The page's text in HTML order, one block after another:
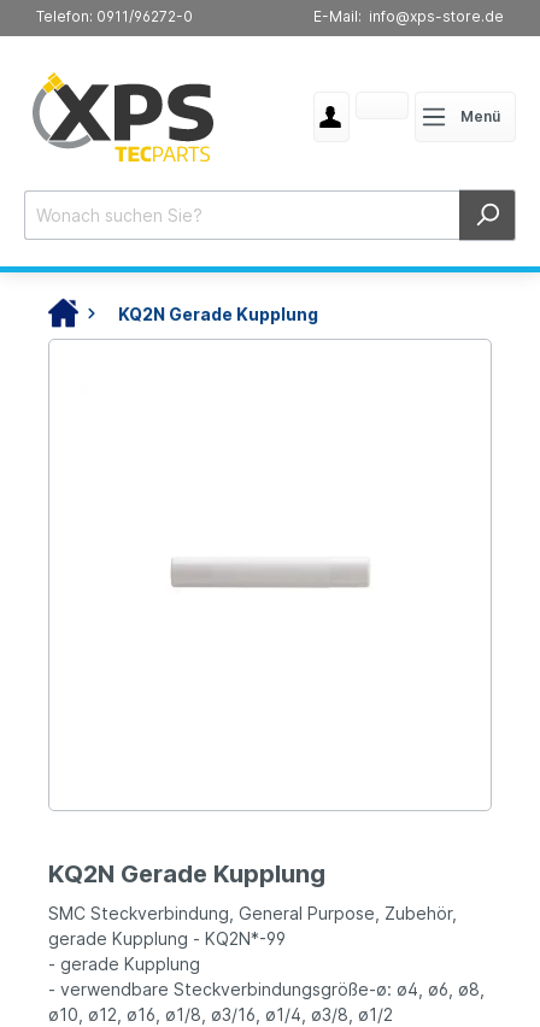
Telefon: 0911/96272-0 E-Mail: info@xps-store.de
Menü
KQ2N Gerade Kupplung
KQ2N Gerade Kupplung
SMC Steckverbindung, General Purpose, Zubehör,
gerade Kupplung - KQ2N*-99
- gerade Kupplung
- verwendbare Steckverbindungsgröße-ø: ø4, ø6, ø8,
ø10, ø12, ø16, ø1/8, ø3/16, ø1/4, ø3/8, ø1/2